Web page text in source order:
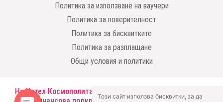
Този сайт използва бисквитки, за да
Този сайт използва бисквитки, за да
Политика за използване на ваучери
Политика за поверителност
Политика за бисквитките
Политика за разплащане
Общи условия и политики
На Хотел Космополитан АД е предоставена еднократна